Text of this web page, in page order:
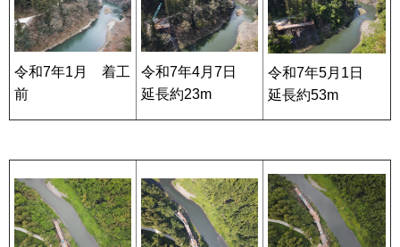
令和7年1月 着工
前
令和7年4月7日
延長約23m
令和7年5月1日
延長約53m